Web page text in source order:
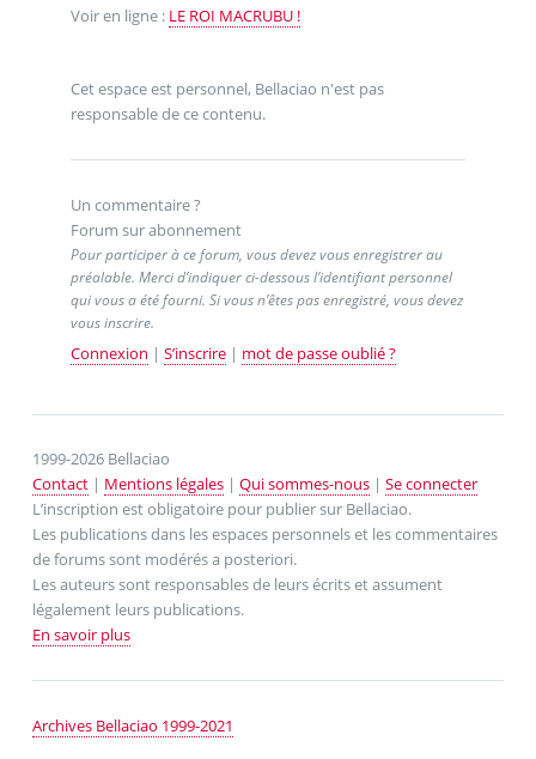
Voir en ligne : LE ROI MACRUBU !
Cet espace est personnel, Bellaciao n'est pas
responsable de ce contenu.
Un commentaire ?
Forum sur abonnement
Pour participer à ce forum, vous devez vous enregistrer au
préalable. Merci d’indiquer ci-dessous l’identifiant personnel
qui vous a été fourni. Si vous n’êtes pas enregistré, vous devez
vous inscrire.
Connexion | S’inscrire| mot de passe oublié ?
1999-2026 Bellaciao
Contact| Mentions légales| Qui sommes-nous| Se connecter
L’inscription est obligatoire pour publier sur Bellaciao.
Les publications dans les espaces personnels et les commentaires
de forums sont modérés a posteriori.
Les auteurs sont responsables de leurs écrits et assument
légalement leurs publications.
En savoir plus
Archives Bellaciao 1999-2021